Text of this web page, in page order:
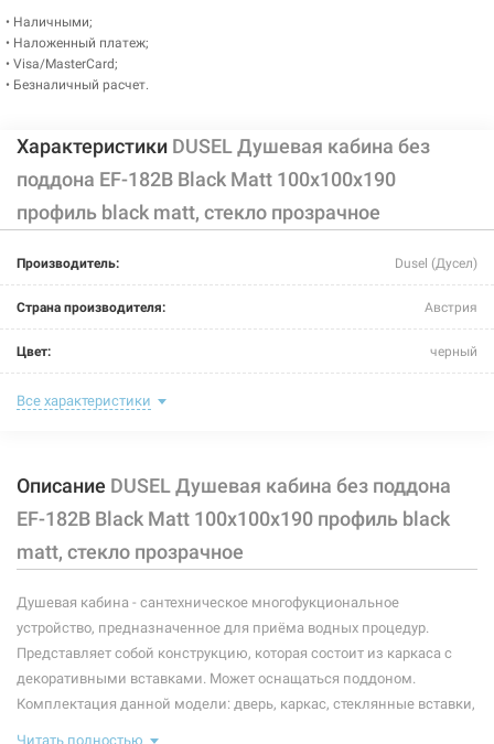
• Наличными;
• Наложенный платеж;
• Visa/MasterCard;
• Безналичный расчет.
Характеристики DUSEL Душевая кабина без
поддона EF-182B Black Matt 100x100x190
профиль black matt, стекло прозрачное
Производитель: Dusel (Дусел)
Страна производителя: Австрия
Цвет: черный
Материал витража:
Тип поддона: без поддона
Задняя стенка: отсутствует
Крыша: отсутствует
Ширина: 1000 мм
Высота: 1900 мм
Все характеристики
Описание DUSEL Душевая кабина без поддона
EF-182B Black Matt 100x100x190 профиль black
matt, стекло прозрачное
Душевая кабина - сантехническое многофукциональное
устройство, предназначенное для приёма водных процедур.
Представляет собой конструкцию, которая состоит из каркаса с
декоративными вставками. Может оснащаться поддоном.
Комплектация данной модели: дверь, каркас, стеклянные вставки,
Читать полностью